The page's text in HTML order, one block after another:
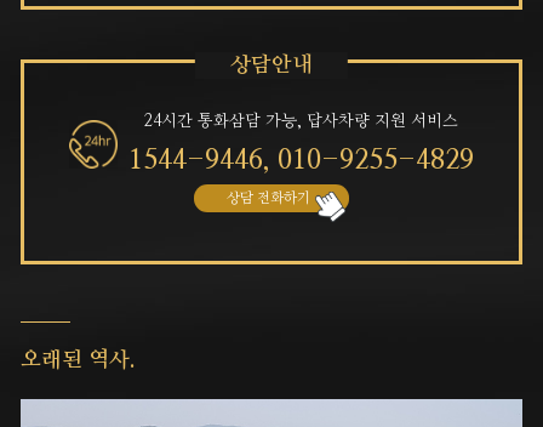
24시간 통화삼담 가능, 답사차량 지원 서비스
1544-9446, 010-9255-4829
상담 전화하기
오래된 역사.